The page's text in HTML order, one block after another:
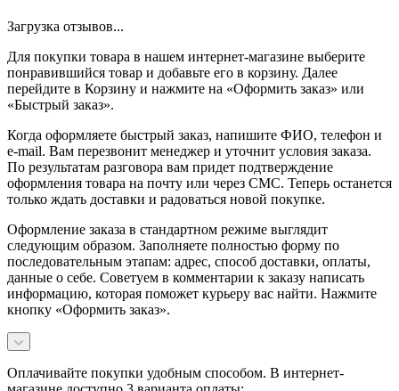
Загрузка отзывов...
Для покупки товара в нашем интернет-магазине выберите
понравившийся товар и добавьте его в корзину. Далее
перейдите в Корзину и нажмите на «Оформить заказ» или
«Быстрый заказ».
Когда оформляете быстрый заказ, напишите ФИО, телефон и
e-mail. Вам перезвонит менеджер и уточнит условия заказа.
По результатам разговора вам придет подтверждение
оформления товара на почту или через СМС. Теперь останется
только ждать доставки и радоваться новой покупке.
Оформление заказа в стандартном режиме выглядит
следующим образом. Заполняете полностью форму по
последовательным этапам: адрес, способ доставки, оплаты,
данные о себе. Советуем в комментарии к заказу написать
информацию, которая поможет курьеру вас найти. Нажмите
кнопку «Оформить заказ».
Оплачивайте покупки удобным способом. В интернет-